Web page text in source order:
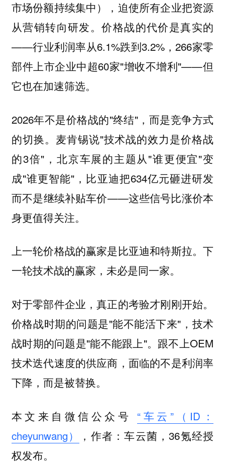
市场份额持续集中），迫使所有企业把资源
从营销转向研发。价格战的代价是真实的
——行业利润率从6.1%跌到3.2%，266家零
部件上市企业中超60家"增收不增利"——但
它也在加速筛选。
2026年不是价格战的"终结"，而是竞争方式
的切换。麦肯锡说"技术战的效力是价格战
的3倍"，北京车展的主题从"谁更便宜"变
成"谁更智能"，比亚迪把634亿元砸进研发
而不是继续补贴车价——这些信号比涨价本
身更值得关注。
上一轮价格战的赢家是比亚迪和特斯拉。下
一轮技术战的赢家，未必是同一家。
对于零部件企业，真正的考验才刚刚开始。
价格战时期的问题是"能不能活下来"，技术
战时期的问题是"能不能跟上"。跟不上OEM
技术迭代速度的供应商，面临的不是利润率
下降，而是被替换。
本文来自微信公众号 “车云”（ID：
cheyunwang）
，作者：车云菌，36氪经授
权发布。